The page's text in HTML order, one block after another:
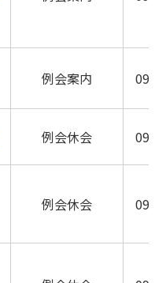
例会案内 09/
例会休会 09/
例会休会 09/